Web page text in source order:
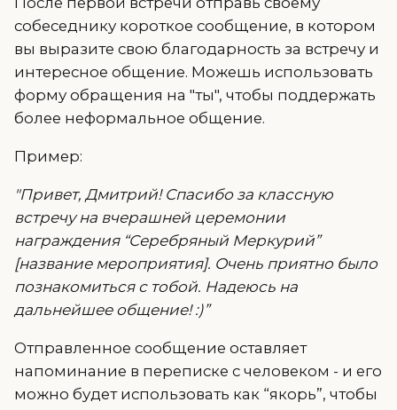
собеседнику короткое сообщение, в котором
вы выразите свою благодарность за встречу и
интересное общение. Можешь использовать
форму обращения на "ты", чтобы поддержать
более неформальное общение.
Пример:
"Привет, Дмитрий! Спасибо за классную
встречу на вчерашней церемонии
награждения “Серебряный Меркурий”
[название мероприятия]. Очень приятно было
познакомиться с тобой. Надеюсь на
дальнейшее общение! :)”
Отправленное сообщение оставляет
напоминание в переписке с человеком - и его
можно будет использовать как “якорь”, чтобы